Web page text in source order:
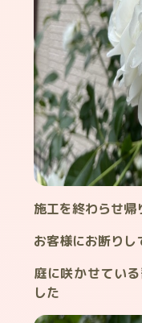
施工を終わらせ帰
お客様にお断りし
庭に咲かせてい
した